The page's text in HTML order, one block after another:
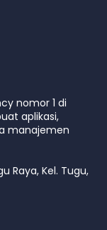
nomor 1 di
aplikasi,
manajemen
Raya, Kel. Tugu,